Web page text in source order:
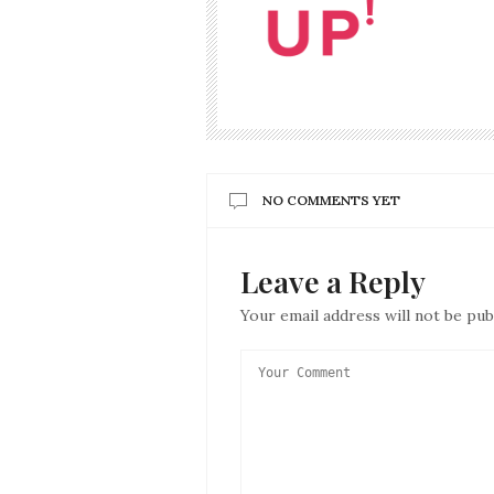
NO COMMENTS YET
Leave a Reply
Your email address will not be